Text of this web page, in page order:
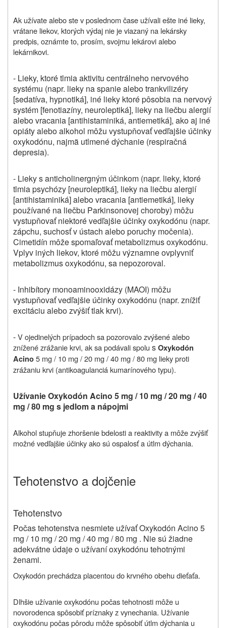
Ak užívate alebo ste v poslednom čase užívali ešte iné lieky,
vrátane liekov, ktorých výdaj nie je viazaný na lekársky
predpis, oznámte to, prosím, svojmu lekárovi alebo
lekárnikovi.
- Lieky, ktoré tlmia aktivitu centrálneho nervového
systému (napr. lieky na spanie alebo trankvilizéry
[sedatíva, hypnotiká], iné lieky ktoré pôsobia na nervový
systém [fenotiazíny, neuroleptiká], lieky na liečbu alergií
alebo vracania [antihistaminiká, antiemetiká], ako aj iné
opiáty alebo alkohol môžu vystupňovať vedľajšie účinky
oxykodónu, najmä utlmené dýchanie (respiračná
depresia).
- Lieky s anticholinergným účinkom (napr. lieky, ktoré
tlmia psychózy [neuroleptiká], lieky na liečbu alergií
[antihistaminiká] alebo vracania [antiemetiká], lieky
používané na liečbu Parkinsonovej choroby) môžu
vystupňovať niektoré vedľajšie účinky oxykodónu (napr.
zápchu, suchosť v ústach alebo poruchy močenia).
Cimetidín môže spomaľovať metabolizmus oxykodónu.
Vplyv iných liekov, ktoré môžu významne ovplyvniť
metabolizmus oxykodónu, sa nepozoroval.
- Inhibítory monoaminooxidázy (MAOI) môžu
vystupňovať vedľajšie účinky oxykodónu (napr. znížiť
excitáciu alebo zvýšiť tlak krvi).
-V ojedinelých prípadoch sa pozorovalo zvýšené alebo
znížené zrážanie krvi, ak sa podávali spolu sOxykodón
Acino5 mg / 10 mg / 20 mg / 40 mg / 80 mg lieky proti
zrážaniu krvi (antikoagulanciá kumarínového typu).
Užívanie Oxykodón Acino 5 mg / 10 mg / 20 mg / 40
mg / 80 mg s jedlom a nápojmi
Alkohol stupňuje zhoršenie bdelosti a reaktivity a môže zvýšiť
možné vedľajšie účinky ako sú ospalosť a útlm dýchania.
Tehotenstvo a dojčenie
Tehotenstvo
Počas tehotenstva nesmiete užívať Oxykodón Acino 5
mg / 10 mg / 20 mg / 40 mg / 80 mg . Nie sú žiadne
adekvátne údaje o užívaní oxykodónu tehotnými
ženami.
Oxykodón prechádza placentou do krvného obehu dieťaťa.
Dlhšie užívanie oxykodónu počas tehotnosti môže u
novorodenca spôsobiť príznaky z vynechania. Užívanie
oxykodónu počas pôrodu môže spôsobiť útlm dýchania u